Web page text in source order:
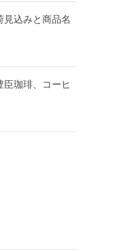
込みと商品名
臣珈琲、コーヒ